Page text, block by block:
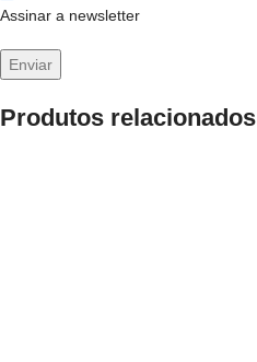
Assinar a newsletter
Produtos relacionados